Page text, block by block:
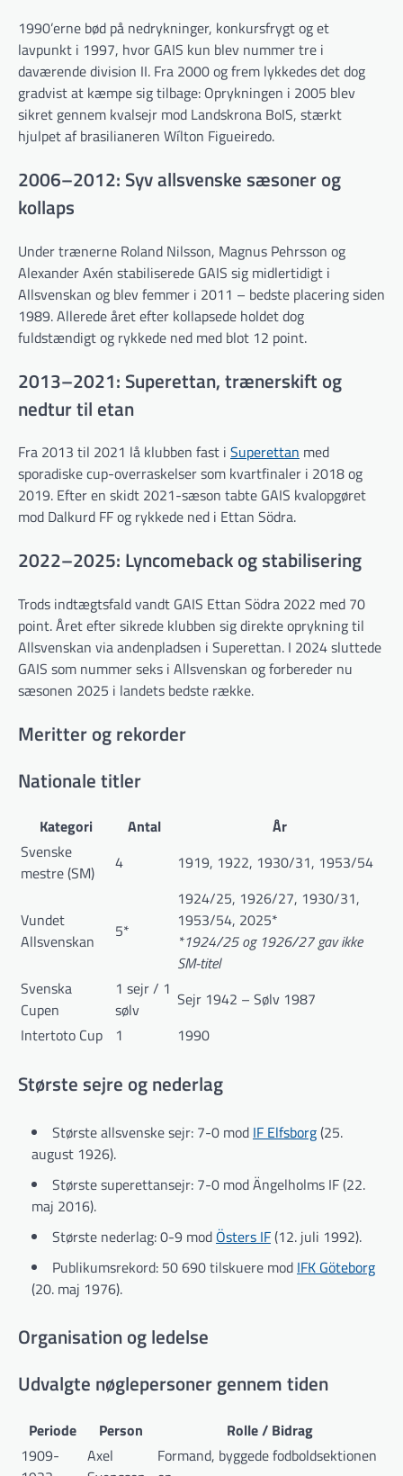
1990’erne bød på nedrykninger, konkursfrygt og et
lavpunkt i 1997, hvor GAIS kun blev nummer tre i
daværende division II. Fra 2000 og frem lykkedes det dog
gradvist at kæmpe sig tilbage: Oprykningen i 2005 blev
sikret gennem kvalsejr mod Landskrona BoIS, stærkt
hjulpet af brasilianeren Wílton Figueiredo.
2006–2012: Syv allsvenske sæsoner og
kollaps
Under trænerne Roland Nilsson, Magnus Pehrsson og
Alexander Axén stabiliserede GAIS sig midlertidigt i
Allsvenskan og blev femmer i 2011 – bedste placering siden
1989. Allerede året efter kollapsede holdet dog
fuldstændigt og rykkede ned med blot 12 point.
2013–2021: Superettan, trænerskift og
nedtur til etan
Fra 2013 til 2021 lå klubben fast i Superettan med
sporadiske cup-overraskelser som kvartfinaler i 2018 og
2019. Efter en skidt 2021-sæson tabte GAIS kvalopgøret
mod Dalkurd FF og rykkede ned i Ettan Södra.
2022–2025: Lyncomeback og stabilisering
Trods indtægtsfald vandt GAIS Ettan Södra 2022 med 70
point. Året efter sikrede klubben sig direkte oprykning til
Allsvenskan via andenpladsen i Superettan. I 2024 sluttede
GAIS som nummer seks i Allsvenskan og forbereder nu
sæsonen 2025 i landets bedste række.
Meritter og rekorder
Nationale titler
Kategori Antal
År
Svenske
mestre (SM)
4 1919, 1922, 1930/31, 1953/54
Vundet
Allsvenskan
5*
1924/25, 1926/27, 1930/31,
1953/54, 2025*
*1924/25 og 1926/27 gav ikke
SM-titel
Svenska
Cupen
1 sejr / 1
sølv
Sejr 1942 – Sølv 1987
Intertoto Cup
1 1990
Største sejre og nederlag
Største allsvenske sejr: 7-0 mod IF Elfsborg(25.
august 1926).
Største superettansejr: 7-0 mod Ängelholms IF (22.
maj 2016).
Største nederlag: 0-9 mod Östers IF(12. juli 1992).
Publikumsrekord: 50 690 tilskuere mod IFK Göteborg
(20. maj 1976).
Organisation og ledelse
Udvalgte nøglepersoner gennem tiden
Periode Person
Rolle / Bidrag
1909-
Axel
Formand, byggede fodboldsektionen